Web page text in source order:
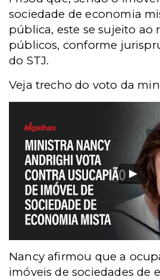
sociedade de economia
pública, este se sujeito ao
públicos, conforme
do STJ.
Veja trecho do voto da
Nancy afirmou que a
imóveis de sociedades de